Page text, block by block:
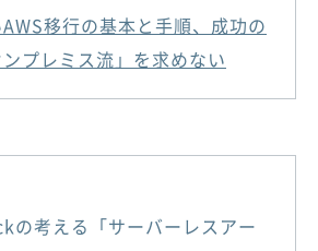
移行の基本と手順、成功の
プレミス流」を求めない
考える「サーバーレスアー